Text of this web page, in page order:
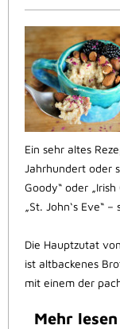
Ein sehr altes
Jahrhundert oder
Goody“ oder
„St. John‘s Eve“
Die Hauptzutat
ist altbackenes
mit einem der
Mehr lesen